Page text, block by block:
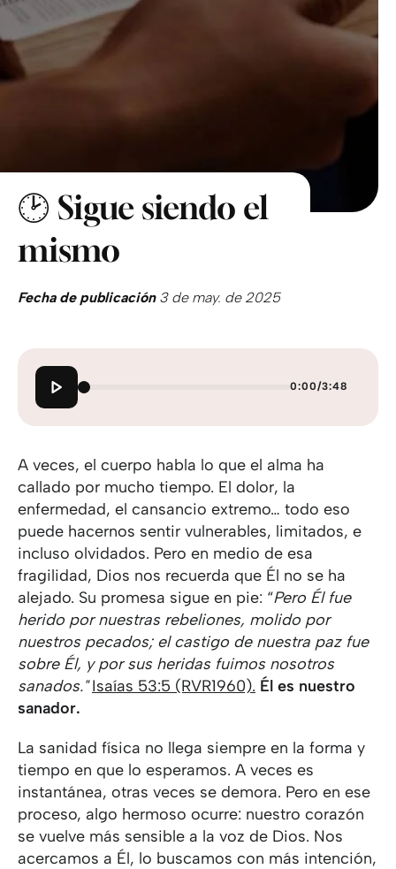
🕑 Sigue siendo el
mismo
Fecha de publicación3 de may. de 2025
0:00/3:48
A veces, el cuerpo habla lo que el alma ha
callado por mucho tiempo. El dolor, la
enfermedad, el cansancio extremo… todo eso
puede hacernos sentir vulnerables, limitados, e
incluso olvidados. Pero en medio de esa
fragilidad, Dios nos recuerda que Él no se ha
alejado. Su promesa sigue en pie: “Pero Él fue
herido por nuestras rebeliones, molido por
nuestros pecados; el castigo de nuestra paz fue
sobre Él, y por sus heridas fuimos nosotros
sanados." Isaías 53:5 (RVR1960). Él es nuestro
sanador.
La sanidad física no llega siempre en la forma y
tiempo en que lo esperamos. A veces es
instantánea, otras veces se demora. Pero en ese
proceso, algo hermoso ocurre: nuestro corazón
se vuelve más sensible a la voz de Dios. Nos
acercamos a Él, lo buscamos con más intención,